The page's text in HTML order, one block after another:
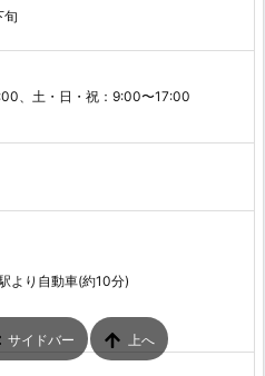
旬
、土・日・祝：9:00〜17:00
より自動車(約10分)
サイドバー 上へ